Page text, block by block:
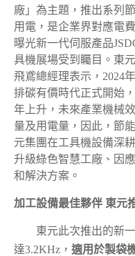
廠」為主題，推出系列
用電，是企業界對應電
曝光新一代伺服產品
具機展場受到矚目。東
飛鳶總經理表示，2024
排碳有價時代正式開始
年上升，未來產業機械
量及用電量，因此，節
元集團在工具機設備深
升級綠色智慧工廠、因
和解決方案。
加工設備最佳夥伴 東元
東元此次推出的新
達3.2KHz， 適用於製袋